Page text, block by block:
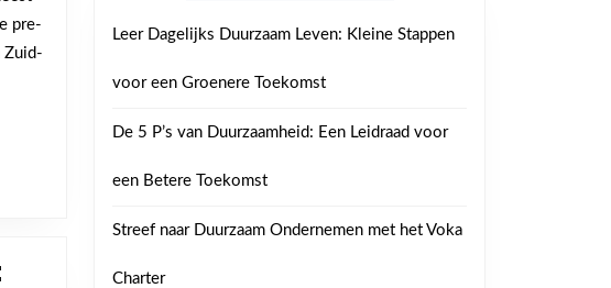
pre-
Zuid-
Leer Dagelijks Duurzaam Leven: Kleine Stappen
voor een Groenere Toekomst
De 5 P’s van Duurzaamheid: Een Leidraad voor
een Betere Toekomst
Streef naar Duurzaam Ondernemen met het Voka
Charter